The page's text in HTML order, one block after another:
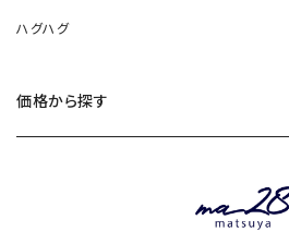
ハグハグ
価格から探す